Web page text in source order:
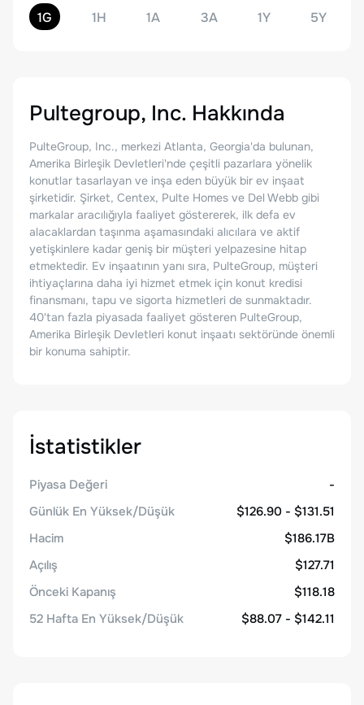
1G 1H 1A 3A 1Y 5Y
Pultegroup, Inc. Hakkında
PulteGroup, Inc., merkezi Atlanta, Georgia'da bulunan,
Amerika Birleşik Devletleri'nde çeşitli pazarlara yönelik
konutlar tasarlayan ve inşa eden büyük bir ev inşaat
şirketidir. Şirket, Centex, Pulte Homes ve Del Webb gibi
markalar aracılığıyla faaliyet göstererek, ilk defa ev
alacaklardan taşınma aşamasındaki alıcılara ve aktif
yetişkinlere kadar geniş bir müşteri yelpazesine hitap
etmektedir. Ev inşaatının yanı sıra, PulteGroup, müşteri
ihtiyaçlarına daha iyi hizmet etmek için konut kredisi
finansmanı, tapu ve sigorta hizmetleri de sunmaktadır.
40'tan fazla piyasada faaliyet gösteren PulteGroup,
Amerika Birleşik Devletleri konut inşaatı sektöründe önemli
bir konuma sahiptir.
İstatistikler
Piyasa Değeri
-
Günlük En Yüksek/Düşük
$126.90 - $131.51
Hacim
$186.17B
Açılış
$127.71
Önceki Kapanış
$118.18
52 Hafta En Yüksek/Düşük
$88.07 - $142.11